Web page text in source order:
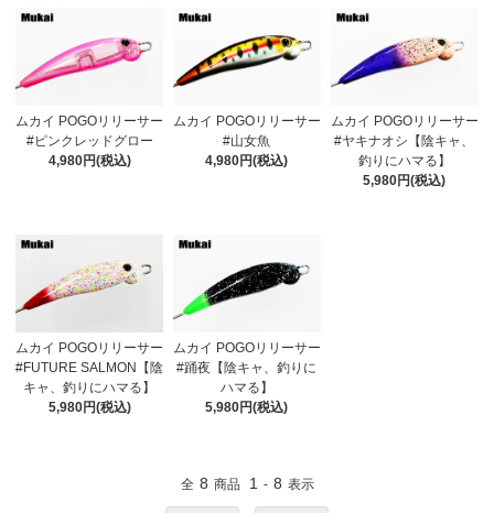
ムカイ POGOリリーサー
#ピンクレッドグロー
4,980円(税込)
ムカイ POGOリリーサー
#山女魚
4,980円(税込)
ムカイ POGOリリーサー
#ヤキナオシ【陰キャ、
釣りにハマる】
5,980円(税込)
ムカイ POGOリリーサー
#FUTURE SALMON【陰
キャ、釣りにハマる】
5,980円(税込)
ムカイ POGOリリーサー
#踊夜【陰キャ、釣りに
ハマる】
5,980円(税込)
全 8 商品 1 - 8 表示